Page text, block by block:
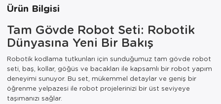
Ürün Bilgisi
Tam Gövde Robot Seti: Robotik
Dünyasına Yeni Bir Bakış
Robotik kodlama tutkunları için sunduğumuz tam gövde robot
seti, baş, kollar, göğüs ve bacakları ile kapsamlı bir robot yapım
deneyimi sunuyor. Bu set, mükemmel detaylar ve geniş bir
öğrenme yelpazesi ile robot projelerinizi bir üst seviyeye
taşımanızı sağlar.